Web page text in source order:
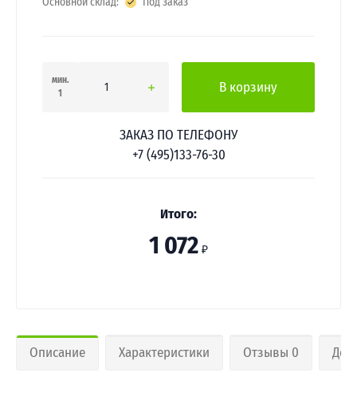
мин.
1
В корзину
ЗАКАЗ ПО ТЕЛЕФОНУ
+7 (495)133-76-30
Итого:
1 072 ₽
Описание Характеристики Отзывы 0